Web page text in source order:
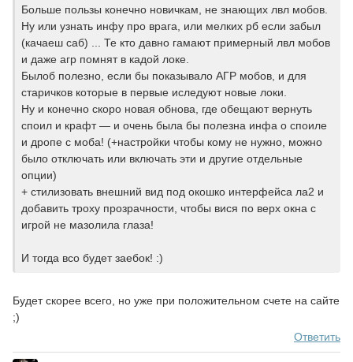
Больше пользы конечно новичкам, не знающих лвл мобов.
Ну или узнать инфу про врага, или мелких рб если забыл
(качаеш саб) ... Те кто давно гамают примерный лвл мобов
и даже агр помнят в кадой локе.
Былоб полезно, если бы показывало АГР мобов, и для
старичков которые в первые иследуют новые локи.
Ну и конечно скоро новая обнова, где обещают вернуть
споил и крафт — и очень была бы полезна инфа о споиле
и дропе с моба! (+настройки чтобы кому не нужно, можно
было отключать или включать эти и другие отдельные
опции)
+ стилизовать внешний вид под окошко интерфейса ла2 и
добавить троху прозрачности, чтобы вися по верх окна с
игрой не мазолила глаза!
И тогда всо будет заебок! :)
Будет скорее всего, но уже при положительном счете на сайте
;)
Ответить